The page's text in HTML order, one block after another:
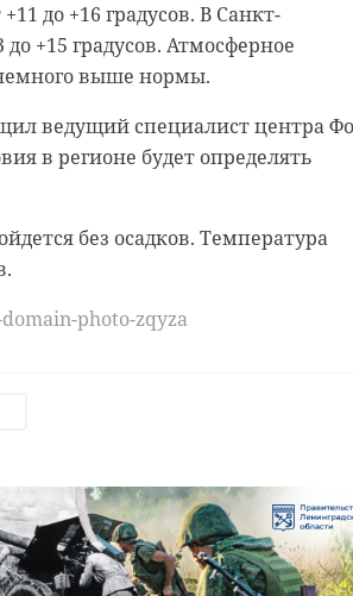
до +16 градусов. В Санкт-
+15 градусов. Атмосферное
выше нормы.
ведущий специалист центра
в регионе будет определять
без осадков. Температура
photo-zqyza
области поделился
бережливых технологий в
образования и
практикам. Цель - упростить
нагрузку на врачей и
также сократит бюджетные
Александр Дрозденко в своем
Дрозденко, губернатор
Ленинградской области
по местам компактного
Оперативники осмотрели
области.
«карманниц». Ранее